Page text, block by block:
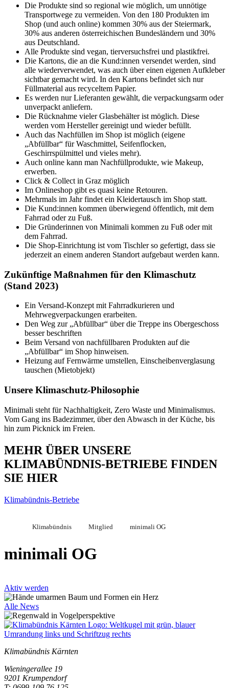
Die Produkte sind so regional wie möglich, um unnötige
Transportwege zu vermeiden. Von den 180 Produkten im
Shop (und auch online) kommen 30% aus der Steiermark,
30% aus anderen österreichischen Bundesländern und 30%
aus Deutschland.
Alle Produkte sind vegan, tierversuchsfrei und plastikfrei.
Die Kartons, die an die Kund:innen versendet werden, sind
alle wiederverwendet, was auch über einen eigenen Aufkleber
sichtbar gemacht wird. In den Kartons befindet sich nur
Füllmaterial aus recyceltem Papier.
Es werden nur Lieferanten gewählt, die verpackungsarm oder
unverpackt anliefern.
Die Rücknahme vieler Glasbehälter ist möglich. Diese
werden vom Hersteller gereinigt und wieder befüllt.
Auch das Nachfüllen im Shop ist möglich (eigene
„Abfüllbar“ für Waschmittel, Seifenflocken,
Geschirrspülmittel und vieles mehr).
Auch online kann man Nachfüllprodukte, wie Makeup,
erwerben.
Click & Collect in Graz möglich
Im Onlineshop gibt es quasi keine Retouren.
Mehrmals im Jahr findet ein Kleidertausch im Shop statt.
Die Kund:innen kommen überwiegend öffentlich, mit dem
Fahrrad oder zu Fuß.
Die Gründerinnen von Minimali kommen zu Fuß oder mit
dem Fahrrad.
Die Shop-Einrichtung ist vom Tischler so gefertigt, dass sie
jederzeit an einem anderen Standort aufgebaut werden kann.
Zukünftige Maßnahmen für den Klimaschutz
(Stand 2023)
Ein Versand-Konzept mit Fahrradkurieren und
Mehrwegverpackungen erarbeiten.
Den Weg zur „Abfüllbar“ über die Treppe ins Obergeschoss
besser beschriften
Beim Versand von nachfüllbaren Produkten auf die
„Abfüllbar“ im Shop hinweisen.
Heizung auf Fernwärme umstellen, Einscheibenverglasung
tauschen (Mietobjekt)
Unsere Klimaschutz-Philosophie
Minimali steht für Nachhaltigkeit, Zero Waste und Minimalismus.
Vom Gang ins Badezimmer, über den Abwasch in der Küche, bis
hin zum Picknick im Freien.
MEHR ÜBER UNSERE
KLIMABÜNDNIS-BETRIEBE FINDEN
SIE HIER
Klimabündnis-Betriebe
Klimabündnis Mitglied minimali OG
minimali OG
Aktiv werden
Alle News
Klimabündnis Kärnten
Wieningerallee 19
9201 Krumpendorf